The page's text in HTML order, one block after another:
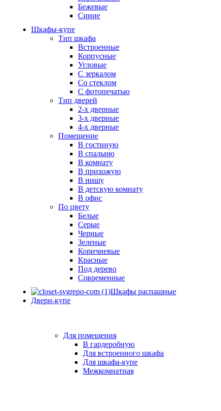
Бежевые
Синие
Шкафы-купе
Тип шкафа
Встроенные
Корпусные
Угловые
С зеркалом
Со стеклом
С фотопечатью
Тип дверей
2-х дверные
3-х дверные
4-х дверные
Помещение
В гостиную
В спальню
В комнату
В прихожую
В нишу
В детскую комнату
В офис
По цвету
Белые
Серые
Черные
Зеленые
Коричневые
Красные
Под дерево
Современные
Шкафы распашные
Двери-купе
Для помещения
В гардеробную
Для встроенного шкафа
Для шкафа-купе
Межкомнатная